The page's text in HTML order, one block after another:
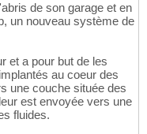
de son garage et en
un nouveau système de
et a pour but de les
au coeur des
une couche située des
est envoyée vers une
fluides.